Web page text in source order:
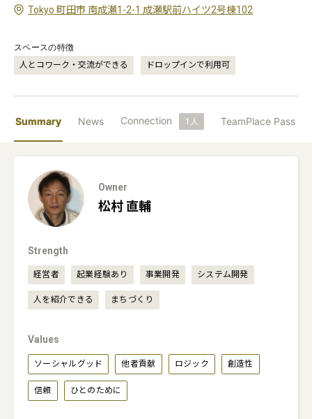
Tokyo 町田市 南成瀬1-2-1 成瀬駅前ハイツ2号棟102
スペースの特徴
人とコワーク・交流ができる ドロップインで利用可
Summary News Connection 1 人 TeamPlace Pass
Owner
松村 直輔
Strength
経営者 起業経験あり 事業開発 システム開発
人を紹介できる まちづくり
Values
ソーシャルグッド 他者貢献 ロジック 創造性
信頼 ひとのために